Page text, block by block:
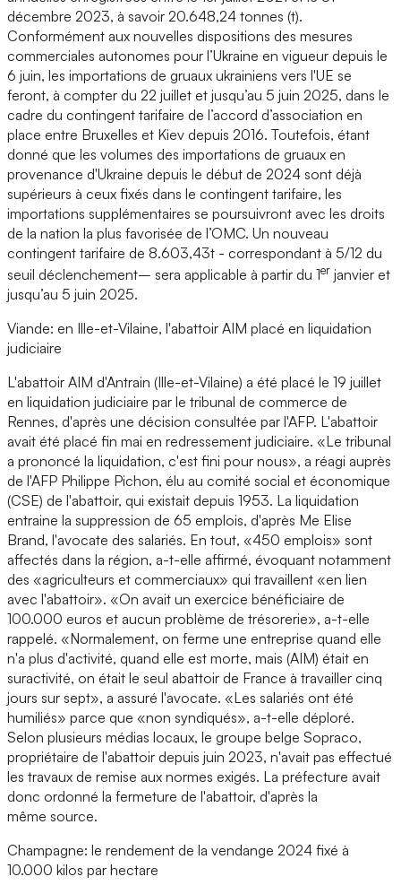
décembre 2023, à savoir 20.648,24 tonnes (t).
Conformément aux nouvelles dispositions des mesures
commerciales autonomes pour l’Ukraine en vigueur depuis le
6 juin, les importations de gruaux ukrainiens vers l'UE se
feront, à compter du 22 juillet et jusqu’au 5 juin 2025, dans le
cadre du contingent tarifaire de l’accord d’association en
place entre Bruxelles et Kiev depuis 2016. Toutefois, étant
donné que les volumes des importations de gruaux en
provenance d'Ukraine depuis le début de 2024 sont déjà
supérieurs à ceux fixés dans le contingent tarifaire, les
importations supplémentaires se poursuivront avec les droits
de la nation la plus favorisée de l’OMC. Un nouveau
contingent tarifaire de 8.603,43t - correspondant à 5/12 du
seuil déclenchement– sera applicable à partir du 1er janvier et
jusqu’au 5 juin 2025.
Viande: en Ille-et-Vilaine, l'abattoir AIM placé en liquidation
judiciaire
L'abattoir AIM d'Antrain (Ille-et-Vilaine) a été placé le 19 juillet
en liquidation judiciaire par le tribunal de commerce de
Rennes, d'après une décision consultée par l'AFP. L'abattoir
avait été placé fin mai en redressement judiciaire. «Le tribunal
a prononcé la liquidation, c'est fini pour nous», a réagi auprès
de l'AFP Philippe Pichon, élu au comité social et économique
(CSE) de l'abattoir, qui existait depuis 1953. La liquidation
entraine la suppression de 65 emplois, d'après Me Elise
Brand, l'avocate des salariés. En tout, «450 emplois» sont
affectés dans la région, a-t-elle affirmé, évoquant notamment
des «agriculteurs et commerciaux» qui travaillent «en lien
avec l'abattoir». «On avait un exercice bénéficiaire de
100.000 euros et aucun problème de trésorerie», a-t-elle
rappelé. «Normalement, on ferme une entreprise quand elle
n'a plus d'activité, quand elle est morte, mais (AIM) était en
suractivité, on était le seul abattoir de France à travailler cinq
jours sur sept», a assuré l'avocate. «Les salariés ont été
humiliés» parce que «non syndiqués», a-t-elle déploré.
Selon plusieurs médias locaux, le groupe belge Sopraco,
propriétaire de l'abattoir depuis juin 2023, n'avait pas effectué
les travaux de remise aux normes exigés. La préfecture avait
donc ordonné la fermeture de l'abattoir, d'après la
même source.
Champagne: le rendement de la vendange 2024 fixé à
10.000 kilos par hectare